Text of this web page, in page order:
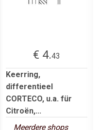
€ 4.43
Keerring,
differentieel
CORTECO, u.a. für
Citroën,...
Meerdere shops